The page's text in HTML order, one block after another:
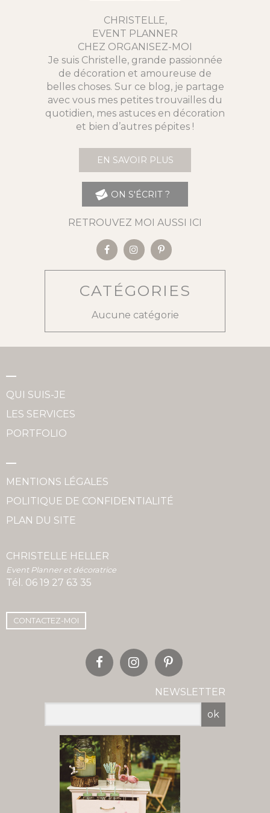
CHRISTELLE,
EVENT PLANNER
CHEZ ORGANISEZ-MOI
Je suis Christelle, grande passionnée
de décoration et amoureuse de
belles choses. Sur ce blog, je partage
avec vous mes petites trouvailles du
quotidien, mes astuces en décoration
et bien d’autres pépites !
EN SAVOIR PLUS
ON S'ÉCRIT ?
RETROUVEZ MOI AUSSI ICI
CATÉGORIES
Aucune catégorie
QUI SUIS-JE
LES SERVICES
PORTFOLIO
MENTIONS LÉGALES
POLITIQUE DE CONFIDENTIALITÉ
PLAN DU SITE
CHRISTELLE HELLER
Event Planner et décoratrice
Tél. 06 19 27 63 35
CONTACTEZ-MOI
NEWSLETTER
ok